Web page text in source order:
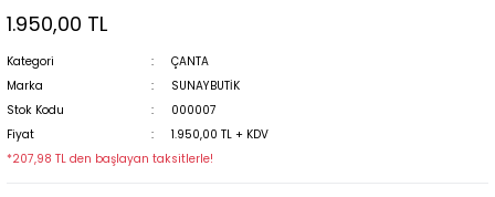
1.950,00 TL
Kategori
ÇANTA
Marka
SUNAYBUTİK
Stok Kodu
000007
Fiyat
1.950,00 TL + KDV
*207,98 TL den başlayan taksitlerle!